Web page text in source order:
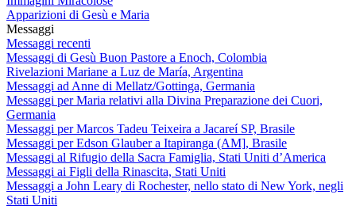
Apparizioni di Gesù e Maria
Messaggi
Messaggi recenti
Messaggi di Gesù Buon Pastore a Enoch, Colombia
Rivelazioni Mariane a Luz de María, Argentina
Messaggi ad Anne di Mellatz/Gottinga, Germania
Messaggi per Maria relativi alla Divina Preparazione dei Cuori,
Germania
Messaggi per Marcos Tadeu Teixeira a Jacareí SP, Brasile
Messaggi per Edson Glauber a Itapiranga (AM], Brasile
Messaggi al Rifugio della Sacra Famiglia, Stati Uniti d’America
Messaggi ai Figli della Rinascita, Stati Uniti
Messaggi a John Leary di Rochester, nello stato di New York, negli
Stati Uniti